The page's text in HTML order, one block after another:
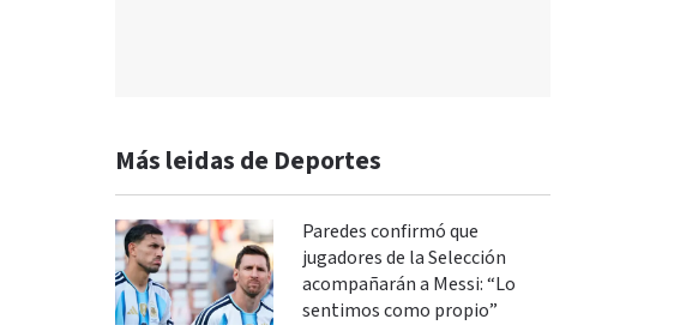
Más leidas de Deportes
Paredes confirmó que
jugadores de la Selección
acompañarán a Messi: “Lo
sentimos como propio”